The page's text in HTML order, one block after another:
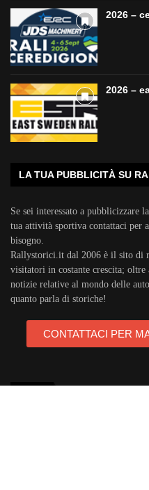
2026 –
2026 –
LA TUA PUBBLICITÀ SU
Se sei interessato a pubblicizzare
tua attività sportiva contattaci per
bisogno.
Rallystorici.it dal 2006 è il sito di
visitatori in costante crescita; oltre
notizie relative al mondo delle
quanto parla di storiche!
CONTATTACI PER